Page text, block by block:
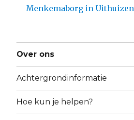
Menkemaborg in Uithuizen
Over ons
Achtergrondinformatie
Hoe kun je helpen?